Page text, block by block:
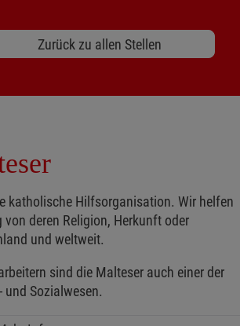
Zurück zu allen Stellen
katholische Hilfsorganisation. Wir helfen
deren Religion, Herkunft oder
und weltweit.
sind die Malteser auch einer der
und Sozialwesen.